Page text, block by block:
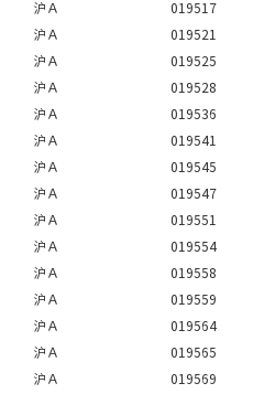
沪Ａ
019517
沪Ａ
019521
沪Ａ
019525
沪Ａ
019528
沪Ａ
019536
沪Ａ
019541
沪Ａ
019545
沪Ａ
019547
沪Ａ
019551
沪Ａ
019554
沪Ａ
019558
沪Ａ
019559
沪Ａ
019564
沪Ａ
019565
沪Ａ
019569